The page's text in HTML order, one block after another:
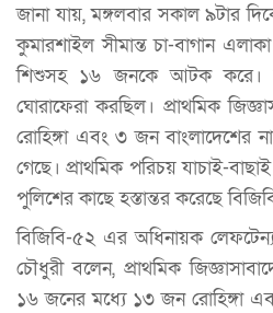
জানা যায়, মঙ্গলবার সকাল ৯টার
কুমারশাইল সীমান্ত চা-বাগান
শিশুসহ ১৬ জনকে আটক করে।
ঘোরাফেরা করছিল। প্রাথমিক
রোহিঙ্গা এবং ৩ জন বাংলাদেশের
গেছে। প্রাথমিক পরিচয় যাচাই-
পুলিশের কাছে হস্তান্তর করেছে
বিজিবি-৫২ এর অধিনায়ক
চৌধুরী বলেন, প্রাথমিক
১৬ জনের মধ্যে ১৩ জন রোহিঙ্গা